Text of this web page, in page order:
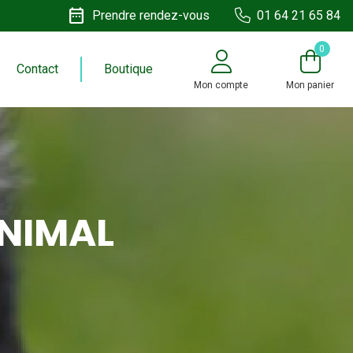
date_range Prendre rendez-vous 01 64 21 65 84
Contact Boutique
Mon compte
0
Mon panier